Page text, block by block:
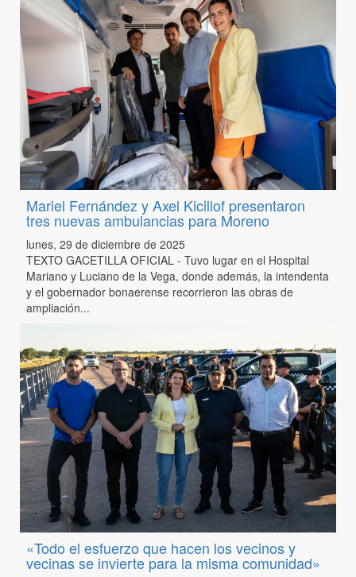
Mariel Fernández y Axel Kicillof presentaron
tres nuevas ambulancias para Moreno
lunes, 29 de diciembre de 2025
TEXTO GACETILLA OFICIAL - Tuvo lugar en el Hospital
Mariano y Luciano de la Vega, donde además, la intendenta
y el gobernador bonaerense recorrieron las obras de
ampliación...
«Todo el esfuerzo que hacen los vecinos y
vecinas se invierte para la misma comunidad»